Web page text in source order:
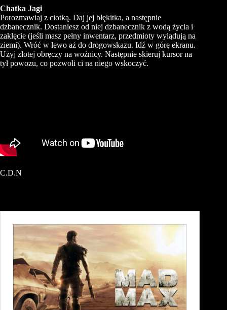
Chatka Jagi
Porozmawiaj z ciotką. Daj jej błękitka, a następnie
dzbanecznik. Dostaniesz od niej dzbanecznik z wodą życia i
zaklęcie (jeśli masz pełny inwentarz, przedmioty wylądują na
ziemi). Wróć w lewo aż do drogowskazu. Idź w górę ekranu.
Użyj złotej obręczy na woźnicy. Następnie skieruj kursor na
tył powozu, co pozwoli ci na niego wskoczyć.
C.D.N